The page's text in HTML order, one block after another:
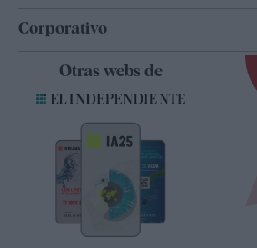
Corporativo
Contacto
Quiénes somos
Especificaciones
Otras webs de